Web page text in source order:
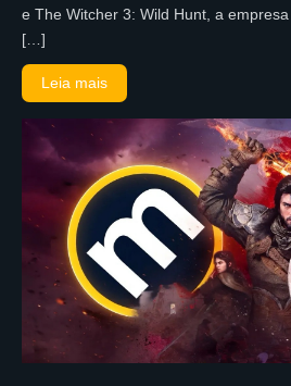
e The Witcher 3: Wild Hunt, a
[…]
Leia mais